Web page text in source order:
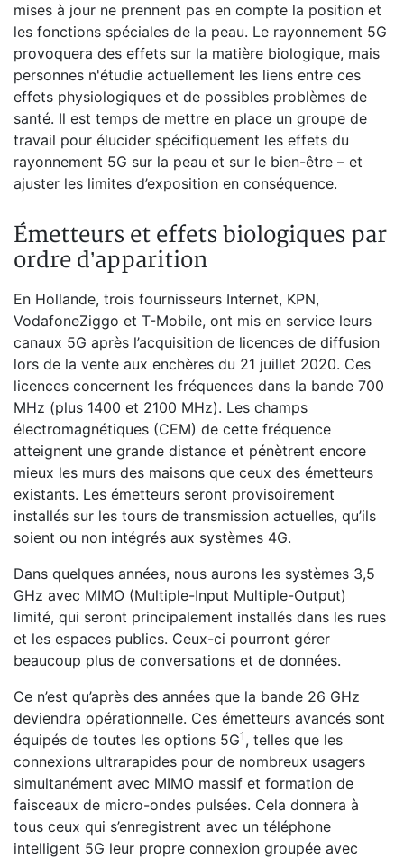
mises à jour ne prennent pas en compte la position et
les fonctions spéciales de la peau. Le rayonnement 5G
provoquera des effets sur la matière biologique, mais
personnes n'étudie actuellement les liens entre ces
effets physiologiques et de possibles problèmes de
santé. Il est temps de mettre en place un groupe de
travail pour élucider spécifiquement les effets du
rayonnement 5G sur la peau et sur le bien-être – et
ajuster les limites d’exposition en conséquence.
Émetteurs et effets biologiques par
ordre d’apparition
En Hollande, trois fournisseurs Internet, KPN,
VodafoneZiggo et T-Mobile, ont mis en service leurs
canaux 5G après l’acquisition de licences de diffusion
lors de la vente aux enchères du 21 juillet 2020. Ces
licences concernent les fréquences dans la bande 700
MHz (plus 1400 et 2100 MHz). Les champs
électromagnétiques (CEM) de cette fréquence
atteignent une grande distance et pénètrent encore
mieux les murs des maisons que ceux des émetteurs
existants. Les émetteurs seront provisoirement
installés sur les tours de transmission actuelles, qu’ils
soient ou non intégrés aux systèmes 4G.
Dans quelques années, nous aurons les systèmes 3,5
GHz avec MIMO (Multiple-Input Multiple-Output)
limité, qui seront principalement installés dans les rues
et les espaces publics. Ceux-ci pourront gérer
beaucoup plus de conversations et de données.
Ce n’est qu’après des années que la bande 26 GHz
deviendra opérationnelle. Ces émetteurs avancés sont
équipés de toutes les options 5G1 , telles que les
connexions ultrarapides pour de nombreux usagers
simultanément avec MIMO massif et formation de
faisceaux de micro-ondes pulsées. Cela donnera à
tous ceux qui s’enregistrent avec un téléphone
intelligent 5G leur propre connexion groupée avec